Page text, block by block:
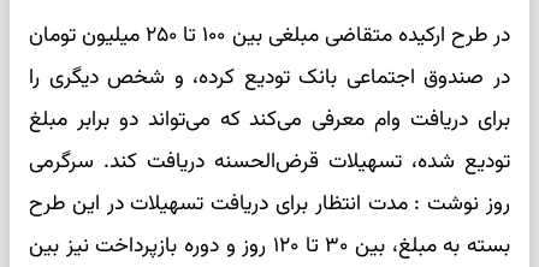
در طرح ارکیده متقاضی مبلغی بین ۱۰۰ تا ۲۵۰ میلیون تومان
در صندوق اجتماعی بانک تودیع کرده، و شخص دیگری را
برای دریافت وام معرفی می‌کند که می‌تواند دو برابر مبلغ
تودیع شده، تسهیلات قرض‌الحسنه دریافت کند. سرگرمی
روز نوشت : مدت انتظار برای دریافت تسهیلات در این طرح
بسته به مبلغ، بین ۳۰ تا ۱۲۰ روز و دوره بازپرداخت نیز بین